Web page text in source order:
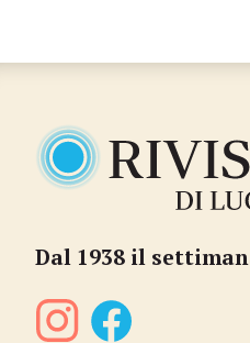
Dal 1938 il